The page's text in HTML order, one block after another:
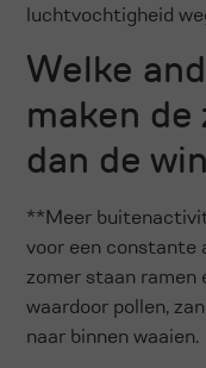
luchtvochtigheid
Welke
maken
dan de
**Meer
voor een constante
zomer staan ramen
waardoor pollen,
naar binnen waaien.